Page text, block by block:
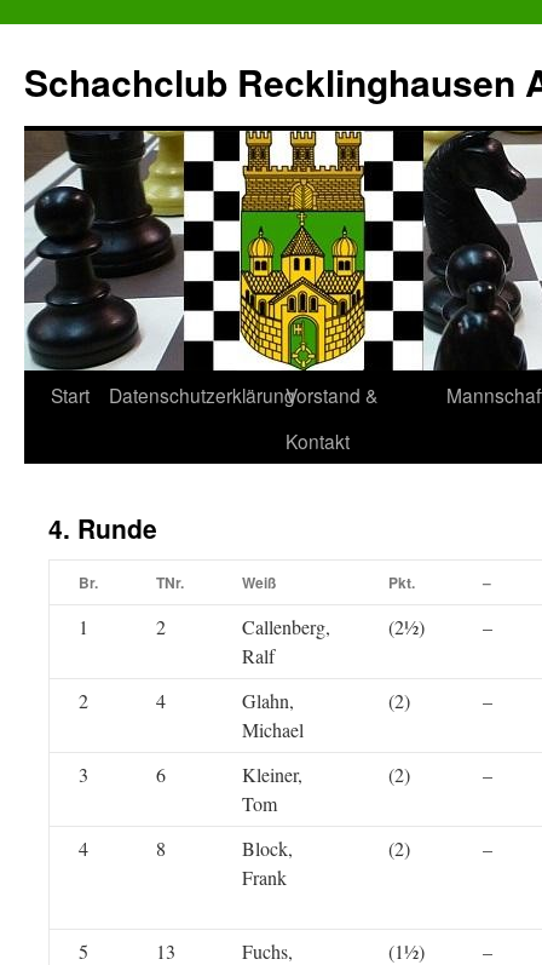
springen
Schachclub Recklinghausen
Start DatenschutzerklärungVorstand &
Kontakt
4. Runde
Br. TNr. Weiß Pkt. –
1 2
Callenberg,
Ralf
(2½) –
2 4
Glahn,
Michael
(2) –
3 6
Kleiner,
Tom
(2) –
4 8
Block,
Frank
(2) –
5 13
Fuchs,
(1½) –